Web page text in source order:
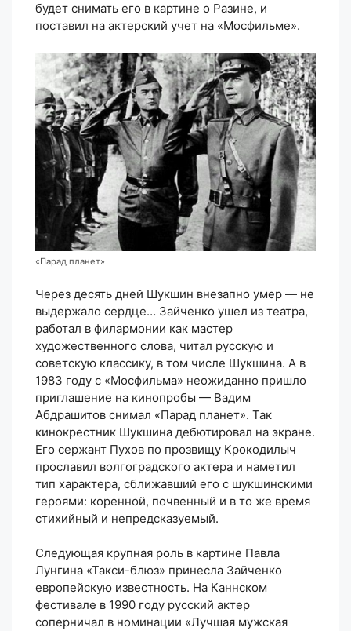
будет снимать его в картине о Разине, и
поставил на актерский учет на «Мосфильме».
«Парад планет»
Через десять дней Шукшин внезапно умер — не
выдержало сердце… Зайченко ушел из театра,
работал в филармонии как мастер
художественного слова, читал русскую и
советскую классику, в том числе Шукшина. А в
1983 году с «Мосфильма» неожиданно пришло
приглашение на кинопробы — Вадим
Абдрашитов снимал «Парад планет». Так
кинокрестник Шукшина дебютировал на экране.
Его сержант Пухов по прозвищу Крокодилыч
прославил волгоградского актера и наметил
тип характера, сближавший его с шукшинскими
героями: коренной, почвенный и в то же время
стихийный и непредсказуемый.
Следующая крупная роль в картине Павла
Лунгина «Такси-блюз» принесла Зайченко
европейскую известность. На Каннском
фестивале в 1990 году русский актер
соперничал в номинации «Лучшая мужская